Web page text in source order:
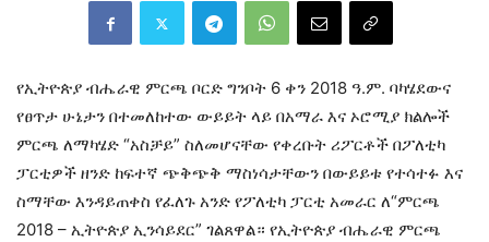
የኢትዮጵያ ብሔራዊ ምርጫ ቦርድ ግንቦት 6 ቀን 2018 ዓ.ም. ባካሄደውና
የፀጥታ ሁኔታን በተመለከተው ውይይት ላይ በአማራ እና ኦሮሚያ ክልሎች
ምርጫ ለማካሄድ “አስቻይ” ስለመሆናቸው የቀረቡት ሪፖርቶች በፖለቲካ
ፓርቲዎች ዘንድ ከፍተኛ ጭቅጭቅ ማስነሳታቸውን በውይይቱ የተሳተፉ እና
ስማቸው እንዳይጠቀስ የፈለጉ አንድ የፖለቲካ ፓርቲ አመራር ለ“ምርጫ
2018 – ኢትዮጵያ ኢንሳይደር” ገልጸዋል። የኢትዮጵያ ብሔራዊ ምርጫ